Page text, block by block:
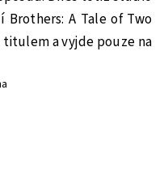
A Tale of Two
titulem a vyjde pouze na